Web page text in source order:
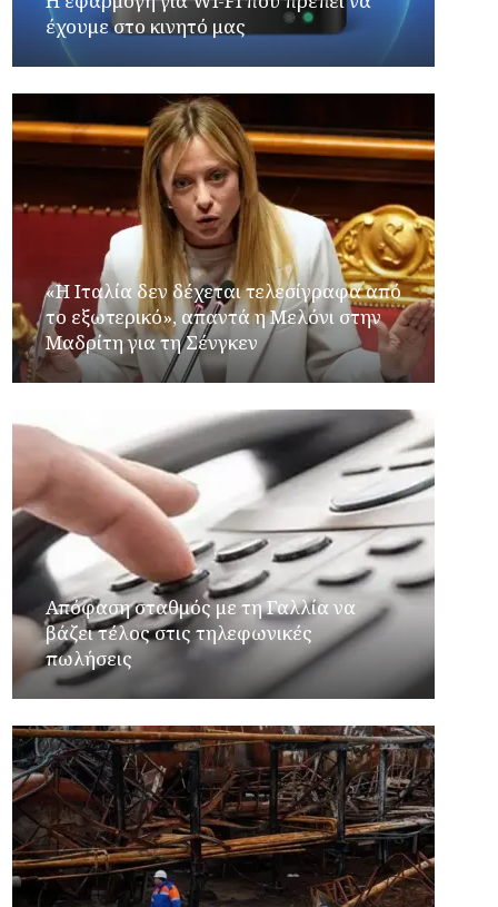
έχουμε στο κινητό μας
«Η Ιταλία δεν δέχεται τελεσίγραφα από
το εξωτερικό», απαντά η Μελόνι στην
Μαδρίτη για τη Σένγκεν
Απόφαση σταθμός με τη Γαλλία να
βάζει τέλος στις τηλεφωνικές
πωλήσεις